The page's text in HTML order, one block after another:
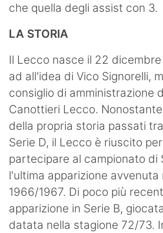
che quella degli assist con 3.
LA STORIA
Il Lecco nasce il 22 dicembre
ad all'idea di Vico Signorelli,
consiglio di amministrazione
Canottieri Lecco.
della propria storia passati
Serie D, il Lecco è riuscito
partecipare al campionato di
l'ultima apparizione avvenuta
1966/1967. Di poco più
apparizione in Serie B,
datata nella stagione 72/73.